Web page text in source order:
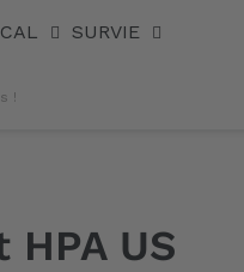
SURVIE
!
US